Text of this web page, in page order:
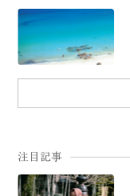
COLUMN
LINK
注目記事